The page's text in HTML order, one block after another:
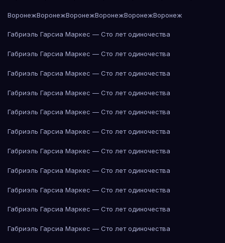
ВоронежВоронежВоронежВоронежВоронежВоронеж
Габриэль Гарсиа Маркес — Сто лет одиночества
Габриэль Гарсиа Маркес — Сто лет одиночества
Габриэль Гарсиа Маркес — Сто лет одиночества
Габриэль Гарсиа Маркес — Сто лет одиночества
Габриэль Гарсиа Маркес — Сто лет одиночества
Габриэль Гарсиа Маркес — Сто лет одиночества
Габриэль Гарсиа Маркес — Сто лет одиночества
Габриэль Гарсиа Маркес — Сто лет одиночества
Габриэль Гарсиа Маркес — Сто лет одиночества
Габриэль Гарсиа Маркес — Сто лет одиночества
Габриэль Гарсиа Маркес — Сто лет одиночества